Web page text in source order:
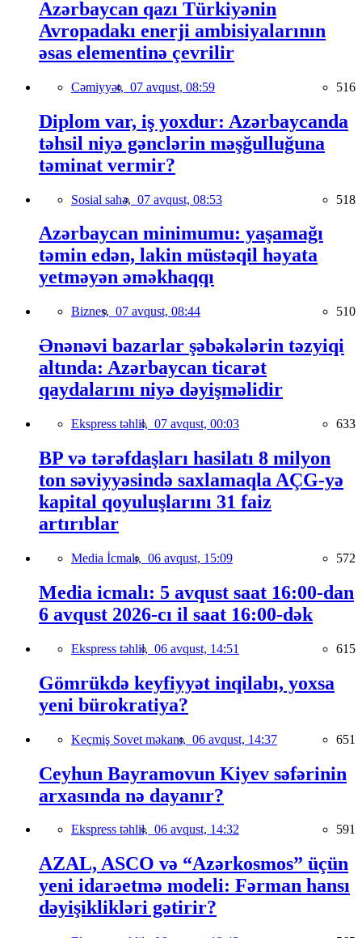
Azərbaycan qazı Türkiyənin
Avropadakı enerji ambisiyalarının
əsas elementinə çevrilir
Cəmiyyət, 07 avqust, 08:59 516
Diplom var, iş yoxdur: Azərbaycanda
təhsil niyə gənclərin məşğulluğuna
təminat vermir?
Sosial sahə, 07 avqust, 08:53 518
Azərbaycan minimumu: yaşamağı
təmin edən, lakin müstəqil həyata
yetməyən əməkhaqqı
Biznes, 07 avqust, 08:44 510
Ənənəvi bazarlar şəbəkələrin təzyiqi
altında: Azərbaycan ticarət
qaydalarını niyə dəyişməlidir
Ekspress təhlil, 07 avqust, 00:03 633
BP və tərəfdaşları hasilatı 8 milyon
ton səviyyəsində saxlamaqla AÇG-yə
kapital qoyuluşlarını 31 faiz
artırıblar
Media İcmalı, 06 avqust, 15:09 572
Media icmalı: 5 avqust saat 16:00-dan
6 avqust 2026-cı il saat 16:00-dək
Ekspress təhlil, 06 avqust, 14:51 615
Gömrükdə keyfiyyət inqilabı, yoxsa
yeni bürokratiya?
Keçmiş Sovet məkanı, 06 avqust, 14:37 651
Ceyhun Bayramovun Kiyev səfərinin
arxasında nə dayanır?
Ekspress təhlil, 06 avqust, 14:32 591
AZAL, ASCO və “Azərkosmos” üçün
yeni idarəetmə modeli: Fərman hansı
dəyişiklikləri gətirir?